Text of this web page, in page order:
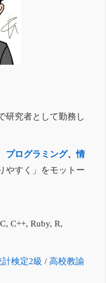
研究者として勤務し
プログラミング、情
やすく」をモットー
C++, Ruby, R,
計検定2級 /高校教諭